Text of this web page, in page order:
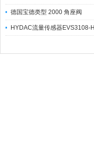
德国宝德类型 2000 角座阀